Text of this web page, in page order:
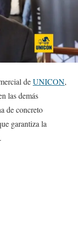
deUNICON,
las demás
de concreto
garantiza la